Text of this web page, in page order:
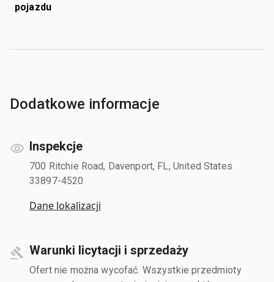
pojazdu
Dodatkowe informacje
Inspekcje
700 Ritchie Road, Davenport, FL, United States
33897-4520
Dane lokalizacji
Warunki licytacji i sprzedaży
Ofert nie można wycofać. Wszystkie przedmioty